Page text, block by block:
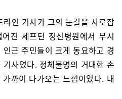
인 기사가 그의 눈길을 사로잡
진 세프턴 정신병원에서 무시
근 주민들이 크게 동요하고 경
사였다. 정체불명의 거대한 손
까이 다가오는 느낌이었다. 내